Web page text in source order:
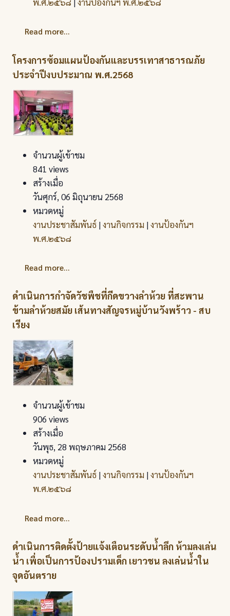
Read more...
โครงการซ้อมแผนป้องกันและบรรเทาสาธารณภัย
ประจำปีงบประมาณ พ.ศ.2568
จำนวนผู้เข้าชม
841 views
สร้างเมื่อ
วันศุกร์, 06 มิถุนายน 2568
หมวดหมู่
งานประชาสัมพันธ์ |งานกิจกรรม |งานป้องกันฯ
พ.ศ.๒๕๖๘
Read more...
ดำเนินการกำจัดวัชพืชที่กีดขวางลำห้วย ที่สะพาน
ข้ามลำห้วยสมัย เส้นทางสัญจรหมู่บ้านวังพร้าว - สบ
เรียง
จำนวนผู้เข้าชม
906 views
สร้างเมื่อ
วันพุธ, 28 พฤษภาคม 2568
หมวดหมู่
งานประชาสัมพันธ์ |งานกิจกรรม |งานป้องกันฯ
พ.ศ.๒๕๖๘
Read more...
ดำเนินการติดตั้งป้ายแจ้งเตือนระดับน้ำลึก ห้ามลงเล่น
น้ำ เพื่อเป็นการป้องปรามเด็ก เยาวชน ลงเล่นน้ำใน
จุดอันตราย